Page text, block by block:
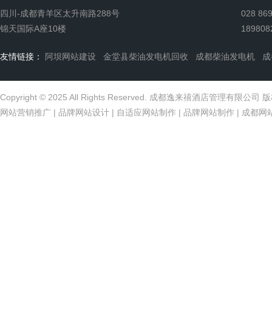
四川-成都青羊区太升南路288号
锦天国际A座10楼
028
友情链接： 阿坝网站建设 金堂县柴油发电机回收 成都柴油发电机
Copyright © 2025 All Rights Reserved. 成都逸来禧酒店管理有限公司
网站营销推广 | 品牌网站设计 | 自适应网站制作 | 品牌网站制作 | 成都网